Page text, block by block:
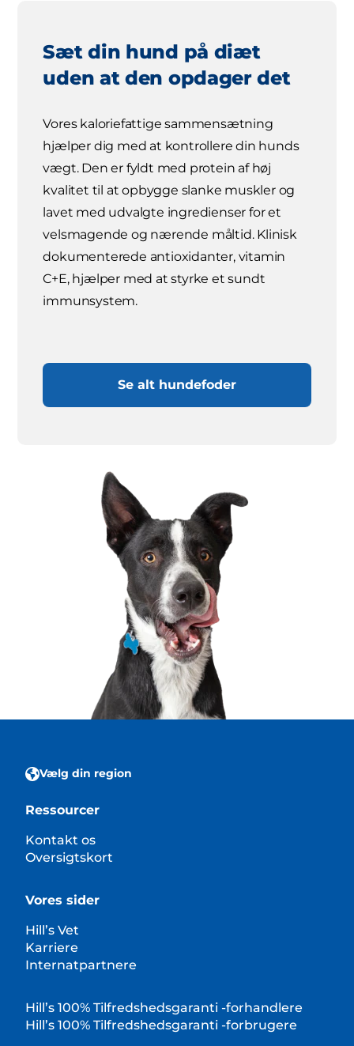
Sæt din hund på diæt
uden at den opdager det
Vores kaloriefattige sammensætning
hjælper dig med at kontrollere din hunds
vægt. Den er fyldt med protein af høj
kvalitet til at opbygge slanke muskler og
lavet med udvalgte ingredienser for et
velsmagende og nærende måltid. Klinisk
dokumenterede antioxidanter, vitamin
C+E, hjælper med at styrke et sundt
immunsystem.
Se alt hundefoder
Vælg din region
Ressourcer
Kontakt os
Oversigtskort
Vores sider
Hill’s Vet
Karriere
Internatpartnere
Hill’s 100% Tilfredshedsgaranti -forhandlere
Hill’s 100% Tilfredshedsgaranti -forbrugere